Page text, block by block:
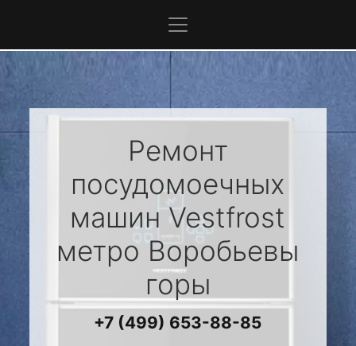
Ремонт
посудомоечных
машин Vestfrost
метро Воробьевы
горы
+7 (499) 653-88-85